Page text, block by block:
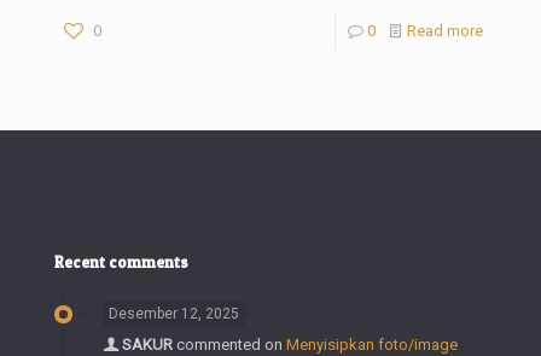
0 0 Read more
Recent comments
Desember 12, 2025
SAKUR commented on Menyisipkan foto/image